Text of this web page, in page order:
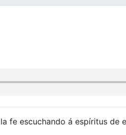
fe escuchando á espíritus de